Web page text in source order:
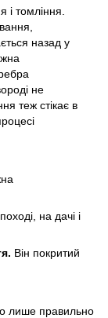
і томління.
назад у
не
теж стікає в
на дачі і
Він покритий
лише правильно